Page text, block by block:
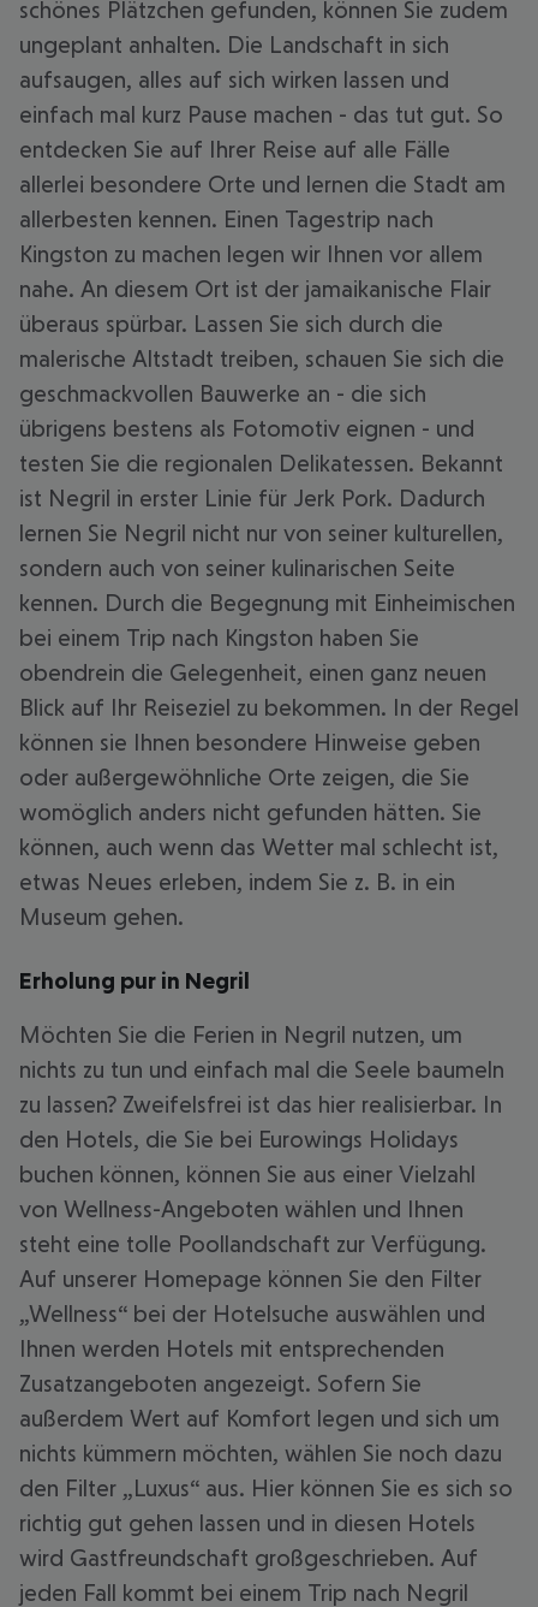
schönes Plätzchen gefunden, können Sie zudem
ungeplant anhalten. Die Landschaft in sich
aufsaugen, alles auf sich wirken lassen und
einfach mal kurz Pause machen - das tut gut. So
entdecken Sie auf Ihrer Reise auf alle Fälle
allerlei besondere Orte und lernen die Stadt am
allerbesten kennen. Einen Tagestrip nach
Kingston zu machen legen wir Ihnen vor allem
nahe. An diesem Ort ist der jamaikanische Flair
überaus spürbar. Lassen Sie sich durch die
malerische Altstadt treiben, schauen Sie sich die
geschmackvollen Bauwerke an - die sich
übrigens bestens als Fotomotiv eignen - und
testen Sie die regionalen Delikatessen. Bekannt
ist Negril in erster Linie für Jerk Pork. Dadurch
lernen Sie Negril nicht nur von seiner kulturellen,
sondern auch von seiner kulinarischen Seite
kennen. Durch die Begegnung mit Einheimischen
bei einem Trip nach Kingston haben Sie
obendrein die Gelegenheit, einen ganz neuen
Blick auf Ihr Reiseziel zu bekommen. In der Regel
können sie Ihnen besondere Hinweise geben
oder außergewöhnliche Orte zeigen, die Sie
womöglich anders nicht gefunden hätten. Sie
können, auch wenn das Wetter mal schlecht ist,
etwas Neues erleben, indem Sie z. B. in ein
Museum gehen.
Erholung pur in Negril
Möchten Sie die Ferien in Negril nutzen, um
nichts zu tun und einfach mal die Seele baumeln
zu lassen? Zweifelsfrei ist das hier realisierbar. In
den Hotels, die Sie bei Eurowings Holidays
buchen können, können Sie aus einer Vielzahl
von Wellness-Angeboten wählen und Ihnen
steht eine tolle Poollandschaft zur Verfügung.
Auf unserer Homepage können Sie den Filter
„Wellness“ bei der Hotelsuche auswählen und
Ihnen werden Hotels mit entsprechenden
Zusatzangeboten angezeigt. Sofern Sie
außerdem Wert auf Komfort legen und sich um
nichts kümmern möchten, wählen Sie noch dazu
den Filter „Luxus“ aus. Hier können Sie es sich so
richtig gut gehen lassen und in diesen Hotels
wird Gastfreundschaft großgeschrieben. Auf
jeden Fall kommt bei einem Trip nach Negril